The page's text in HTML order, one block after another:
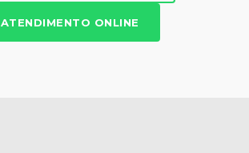
ATENDIMENTO ONLINE